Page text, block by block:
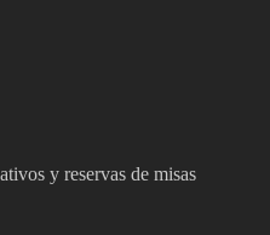
y reservas de misas